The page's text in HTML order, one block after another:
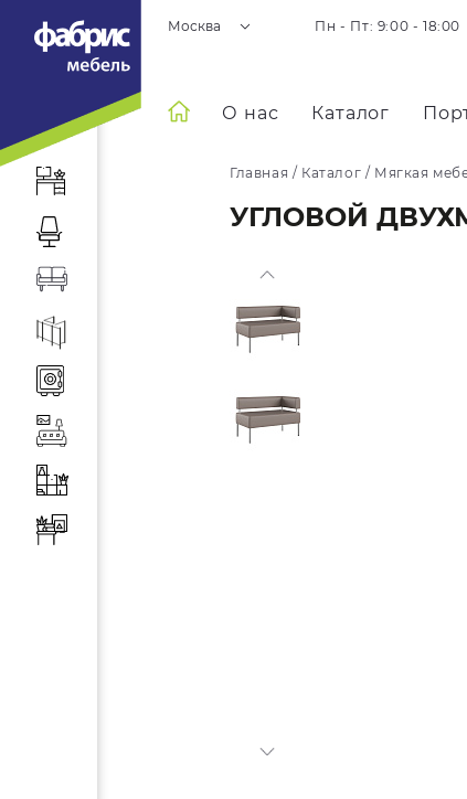
Москва Пн - Пт: 9:00 - 18:00
О нас Каталог
Главная / Каталог / Мягкая
УГЛОВОЙ